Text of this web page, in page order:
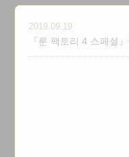
2019.09.19
『룬 팩토리 4 스페셜